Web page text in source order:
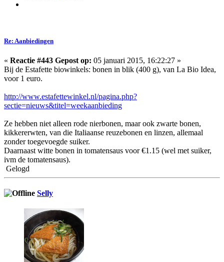
Re: Aanbiedingen
« Reactie #443 Gepost op: 05 januari 2015, 16:22:27 »
Bij de Estafette biowinkels: bonen in blik (400 g), van La Bio Idea,
voor 1 euro.
http://www.estafettewinkel.nl/pagina.php?
sectie=nieuws&titel=weekaanbieding
Ze hebben niet alleen rode nierbonen, maar ook zwarte bonen,
kikkererwten, van die Italiaanse reuzebonen en linzen, allemaal
zonder toegevoegde suiker.
Daarnaast witte bonen in tomatensaus voor €1.15 (wel met suiker,
ivm de tomatensaus).
Gelogd
Selly